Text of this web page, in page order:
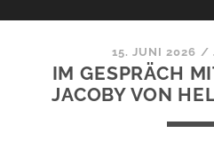
MANUFAKTUREN
KOMMENTARE
15. JUNI 2026 /
IM GESPRÄCH
JACOBY VON